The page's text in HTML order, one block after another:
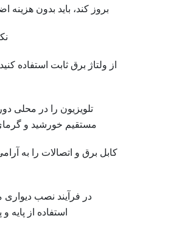
بروز کند، باید بدون هزینه
از ولتاژ برق ثابت استفاده
تلویزیون را در محلی
مستقیم خورشید و
کابل برق و اتصالات را به
در فرآیند نصب
استفاده از پایه